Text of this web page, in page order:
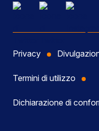
Privacy
Termini di utilizzo
Dichiarazione di